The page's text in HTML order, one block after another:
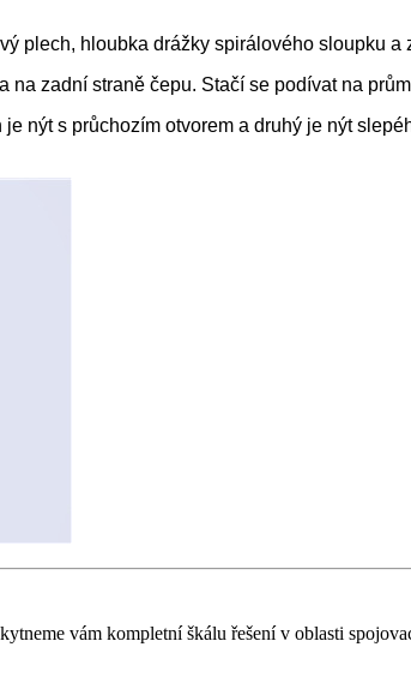
plech, hloubka drážky spirálového sloupku
zadní straně čepu. Stačí se podívat na
nýt s průchozím otvorem a druhý je nýt
vám kompletní škálu řešení v oblasti